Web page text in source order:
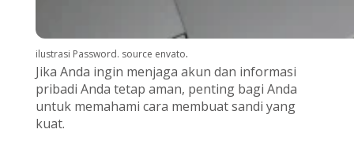
ilustrasi Password. source envato.
Jika Anda ingin menjaga akun dan informasi
pribadi Anda tetap aman, penting bagi Anda
untuk memahami cara membuat sandi yang
kuat.